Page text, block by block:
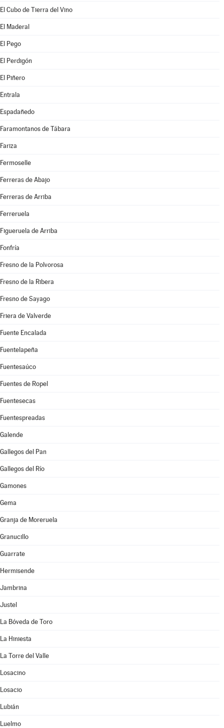
El Cubo de Tierra del Vino
El Maderal
El Pego
El Perdigón
El Piñero
Entrala
Espadañedo
Faramontanos de Tábara
Fariza
Fermoselle
Ferreras de Abajo
Ferreras de Arriba
Ferreruela
Figueruela de Arriba
Fonfría
Fresno de la Polvorosa
Fresno de la Ribera
Fresno de Sayago
Friera de Valverde
Fuente Encalada
Fuentelapeña
Fuentesaúco
Fuentes de Ropel
Fuentesecas
Fuentespreadas
Galende
Gallegos del Pan
Gallegos del Río
Gamones
Gema
Granja de Moreruela
Granucillo
Guarrate
Hermisende
Jambrina
Justel
La Bóveda de Toro
La Hiniesta
La Torre del Valle
Losacino
Losacio
Lubián
Luelmo